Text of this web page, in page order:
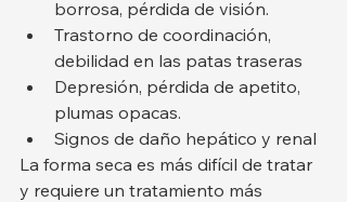
borrosa, pérdida de visión.
Trastorno de coordinación,
debilidad en las patas traseras
Depresión, pérdida de apetito,
plumas opacas.
Signos de daño hepático y renal
La forma seca es más difícil de tratar
y requiere un tratamiento más